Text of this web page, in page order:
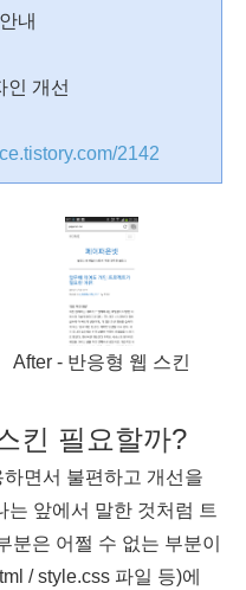
내
인 개선
2142
After - 반응형 웹 스킨
킨 필요할까?
면서 불편하고 개선을
는 앞에서 말한 것처럼 트
분은 어쩔 수 없는 부분이
/ style.css 파일 등)에